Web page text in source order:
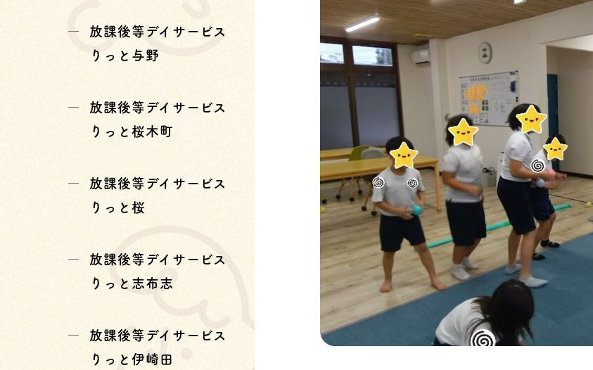
放課後等デイサービス
りっと与野
放課後等デイサービス
りっと桜木町
放課後等デイサービス
りっと桜
放課後等デイサービス
りっと志布志
放課後等デイサービス
りっと伊崎田